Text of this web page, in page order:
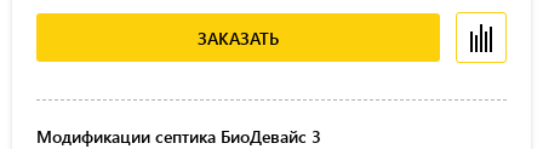
ЗАКАЗАТЬ
Модификации септика БиоДевайс 3